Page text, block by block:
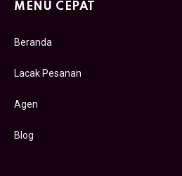
MENU CEPAT
Beranda
Lacak Pesanan
Agen
Blog